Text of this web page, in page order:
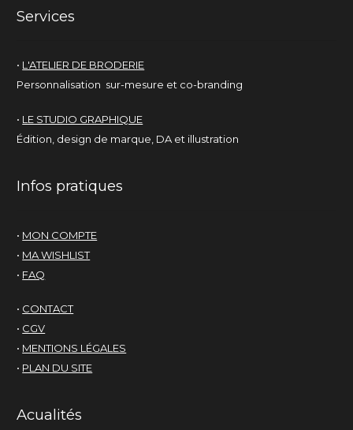
Services
• L'ATELIER DE BRODERIE
Personnalisation sur-mesure et co-branding
• LE STUDIO GRAPHIQUE
Édition, design de marque, DA et illustration
Infos pratiques
• MON COMPTE
• MA WISHLIST
• FAQ
• CONTACT
• CGV
• MENTIONS LÉGALES
• PLAN DU SITE
Acualités